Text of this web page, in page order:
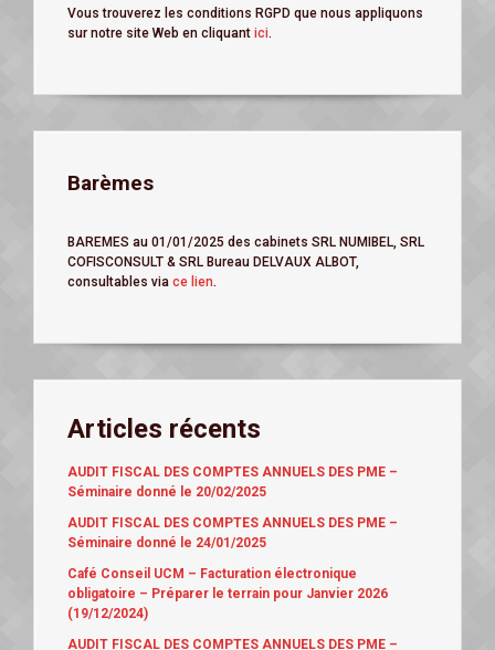
Vous trouverez les conditions RGPD que nous appliquons
sur notre site Web en cliquant ici.
Barèmes
BAREMES au 01/01/2025 des cabinets SRL NUMIBEL, SRL
COFISCONSULT & SRL Bureau DELVAUX ALBOT,
consultables via ce lien.
Articles récents
AUDIT FISCAL DES COMPTES ANNUELS DES PME –
Séminaire donné le 20/02/2025
AUDIT FISCAL DES COMPTES ANNUELS DES PME –
Séminaire donné le 24/01/2025
Café Conseil UCM – Facturation électronique
obligatoire – Préparer le terrain pour Janvier 2026
(19/12/2024)
AUDIT FISCAL DES COMPTES ANNUELS DES PME –